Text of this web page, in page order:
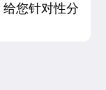
您针对性分